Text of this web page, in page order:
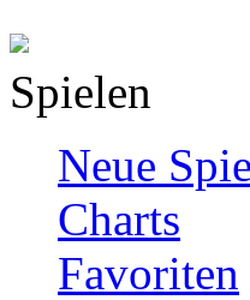
Spielen
Neue
Charts
Favoriten